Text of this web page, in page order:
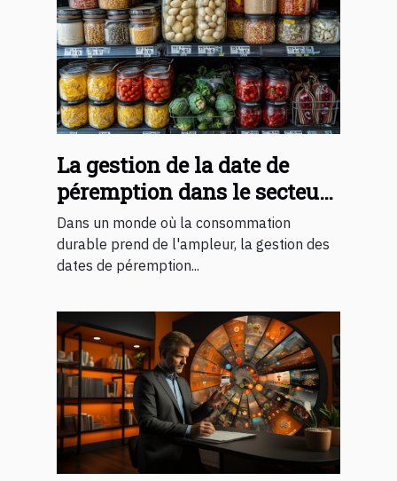
La gestion de la date de
péremption dans le secteur
de la distribution
alimentaire
Dans un monde où la consommation
durable prend de l'ampleur, la gestion des
dates de péremption...